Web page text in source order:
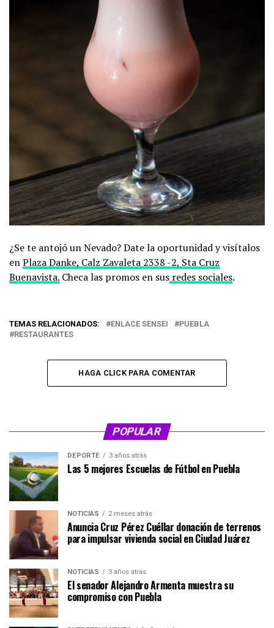
¿Se te antojó un Nevado? Date la oportunidad y visítalos
enPlaza Danke, Calz Zavaleta 2338 -2, Sta Cruz
Buenavista. Checa las promos en sus redes sociales.
TEMAS RELACIONADOS: ENLACE SENSEI
PUEBLA
RESTAURANTES
HAGA CLICK PARA COMENTAR
POPULAR
DEPORTE 3 años atrás
Las 5 mejores Escuelas de Fútbol en Puebla
NOTICIAS 2 meses atrás
Anuncia Cruz Pérez Cuéllar donación de terrenos
para impulsar vivienda social en Ciudad Juárez
NOTICIAS 3 años atrás
El senador Alejandro Armenta muestra su
compromiso con Puebla